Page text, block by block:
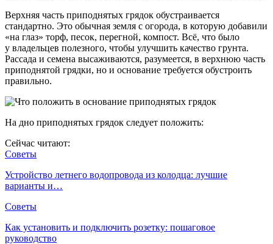
Верхняя часть приподнятых грядок обустраивается
стандартно. Это обычная земля с огорода, в которую добавили
«на глаз» торф, песок, перегной, компост. Всё, что было
у владельцев полезного, чтобы улучшить качество грунта.
Рассада и семена высаживаются, разумеется, в верхнюю часть
приподнятой грядки, но и основание требуется обустроить
правильно.
На дно приподнятых грядок следует положить:
Сейчас читают:
Советы
Устройство летнего водопровода из колодца: лучшие
варианты и…
Советы
Как установить и подключить розетку: пошаговое
руководство